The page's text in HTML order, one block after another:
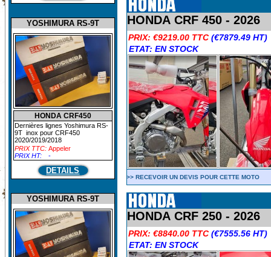
YOSHIMURA RS-9T
HONDA CRF450
Dernières lignes Yoshimura RS-
9T inox pour CRF450
2020/2019/2018
PRIX TTC: Appeler
PRIX HT:
-
DETAILS
YOSHIMURA RS-9T
HONDA CRF 450 - 2026
PRIX: €9219.00 TTC (€7879.49 HT)
ETAT: EN STOCK
>> RECEVOIR UN DEVIS POUR CETTE MOTO
HONDA CRF 250 - 2026
PRIX: €8840.00 TTC (€7555.56 HT)
ETAT: EN STOCK